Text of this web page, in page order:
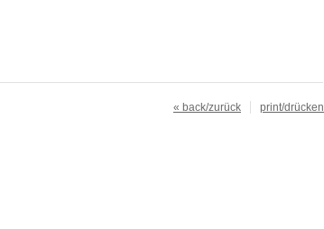
print/drücken
« back/zurück